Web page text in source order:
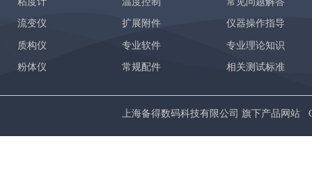
上海备得数码科技有限公司 旗下产品网站
仪器操作指导
专业理论知识
相关测试标准
流变仪
质构仪
粉体仪
扩展附件
专业软件
常规配件